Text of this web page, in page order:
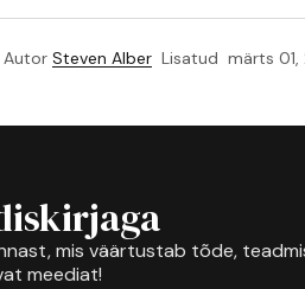
Autor Steven Alber Lisatud märts 01,
mis väärtustab tõde,
meediat!